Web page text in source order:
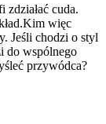
cuda.
więc
Jeśli chodzi o styl
do wspólnego
przywódca?